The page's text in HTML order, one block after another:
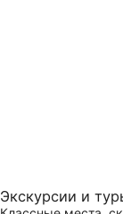
Экскурсии и